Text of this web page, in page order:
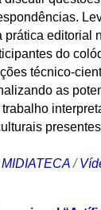
prática editorial
do
técnico-
as
MIDIATECA /